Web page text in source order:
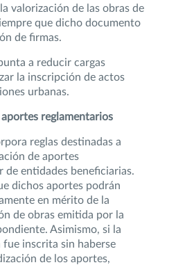
valorización de las obras de
que dicho documento
de firmas.
a reducir cargas
la inscripción de actos
urbanas.
reglamentarios
reglas destinadas a
de aportes
de entidades beneficiarias.
dichos aportes podrán
en mérito de la
de obras emitida por la
Asimismo, si la
inscrita sin haberse
de los aportes,